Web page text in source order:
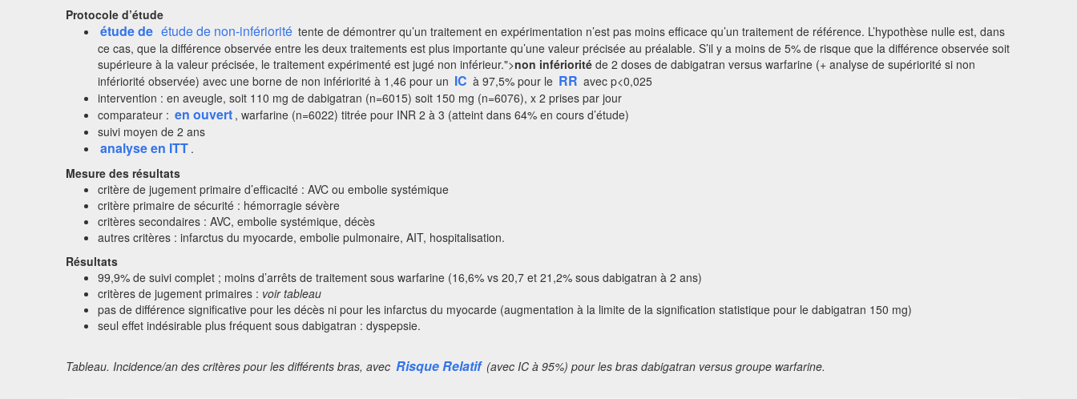
Protocole d’étude
étude de étude de non-infériorité tente de démontrer qu’un traitement en expérimentation n’est pas moins efficace qu’un traitement de référence. L’hypothèse nulle est, dans
ce cas, que la différence observée entre les deux traitements est plus importante qu’une valeur précisée au préalable. S’il y a moins de 5% de risque que la différence observée soit
supérieure à la valeur précisée, le traitement expérimenté est jugé non inférieur.">non infériorité de 2 doses de dabigatran versus warfarine (+ analyse de supériorité si non
infériorité observée) avec une borne de non infériorité à 1,46 pour un IC à 97,5% pour le RR avec p<0,025
intervention : en aveugle, soit 110 mg de dabigatran (n=6015) soit 150 mg (n=6076), x 2 prises par jour
comparateur : en ouvert , warfarine (n=6022) titrée pour INR 2 à 3 (atteint dans 64% en cours d’étude)
suivi moyen de 2 ans
analyse en ITT .
Mesure des résultats
critère de jugement primaire d’efficacité : AVC ou embolie systémique
critère primaire de sécurité : hémorragie sévère
critères secondaires : AVC, embolie systémique, décès
autres critères : infarctus du myocarde, embolie pulmonaire, AIT, hospitalisation.
Résultats
99,9% de suivi complet ; moins d’arrêts de traitement sous warfarine (16,6% vs 20,7 et 21,2% sous dabigatran à 2 ans)
critères de jugement primaires : voir tableau
pas de différence significative pour les décès ni pour les infarctus du myocarde (augmentation à la limite de la signification statistique pour le dabigatran 150 mg)
seul effet indésirable plus fréquent sous dabigatran : dyspepsie.
Tableau. Incidence/an des critères pour les différents bras, avec Risque Relatif (avec IC à 95%) pour les bras dabigatran versus groupe warfarine.